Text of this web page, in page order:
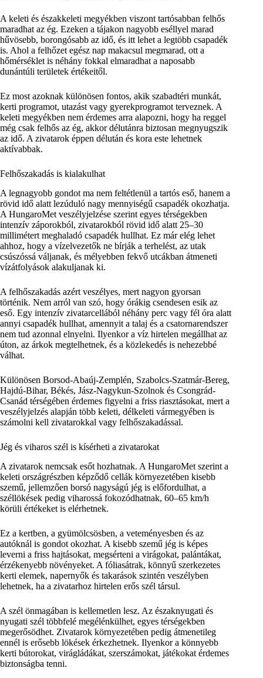
A keleti és északkeleti megyékben viszont tartósabban felhős
maradhat az ég. Ezeken a tájakon nagyobb eséllyel marad
hűvösebb, borongósabb az idő, és itt lehet a legtöbb csapadék
is. Ahol a felhőzet egész nap makacsul megmarad, ott a
hőmérséklet is néhány fokkal elmaradhat a naposabb
dunántúli területek értékeitől.
Ez most azoknak különösen fontos, akik szabadtéri munkát,
kerti programot, utazást vagy gyerekprogramot terveznek. A
keleti megyékben nem érdemes arra alapozni, hogy ha reggel
még csak felhős az ég, akkor délutánra biztosan megnyugszik
az idő. A zivatarok éppen délután és kora este lehetnek
aktívabbak.
Felhőszakadás is kialakulhat
A legnagyobb gondot ma nem feltétlenül a tartós eső, hanem a
rövid idő alatt lezúduló nagy mennyiségű csapadék okozhatja.
A HungaroMet veszélyjelzése szerint egyes térségekben
intenzív záporokból, zivatarokból rövid idő alatt 25–30
millimétert meghaladó csapadék hullhat. Ez már elég lehet
ahhoz, hogy a vízelvezetők ne bírják a terhelést, az utak
csúszóssá váljanak, és mélyebben fekvő utcákban átmeneti
vízátfolyások alakuljanak ki.
A felhőszakadás azért veszélyes, mert nagyon gyorsan
történik. Nem arról van szó, hogy órákig csendesen esik az
eső. Egy intenzív zivatarcellából néhány perc vagy fél óra alatt
annyi csapadék hullhat, amennyit a talaj és a csatornarendszer
nem tud azonnal elnyelni. Ilyenkor a víz hirtelen megállhat az
úton, az árkok megtelhetnek, és a közlekedés is nehezebbé
válhat.
Különösen Borsod-Abaúj-Zemplén, Szabolcs-Szatmár-Bereg,
Hajdú-Bihar, Békés, Jász-Nagykun-Szolnok és Csongrád-
Csanád térségében érdemes figyelni a friss riasztásokat, mert a
veszélyjelzés alapján több keleti, délkeleti vármegyében is
számolni kell zivatarokkal vagy felhőszakadással.
Jég és viharos szél is kísérheti a zivatarokat
A zivatarok nemcsak esőt hozhatnak. A HungaroMet szerint a
keleti országrészben képződő cellák környezetében kisebb
szemű, jellemzően borsó nagyságú jég is előfordulhat, a
széllökések pedig viharossá fokozódhatnak, 60–65 km/h
körüli értékeket is elérhetnek.
Ez a kertben, a gyümölcsösben, a veteményesben és az
autóknál is gondot okozhat. A kisebb szemű jég is képes
leverni a friss hajtásokat, megsérteni a virágokat, palántákat,
érzékenyebb növényeket. A fóliasátrak, könnyű szerkezetes
kerti elemek, napernyők és takarások szintén veszélyben
lehetnek, ha a zivatarhoz hirtelen erős szél társul.
A szél önmagában is kellemetlen lesz. Az északnyugati és
nyugati szél többfelé megélénkülhet, egyes térségekben
megerősödhet. Zivatarok környezetében pedig átmenetileg
ennél is erősebb lökések érkezhetnek. Ilyenkor a könnyebb
kerti bútorokat, virágládákat, szerszámokat, játékokat érdemes
biztonságba tenni.